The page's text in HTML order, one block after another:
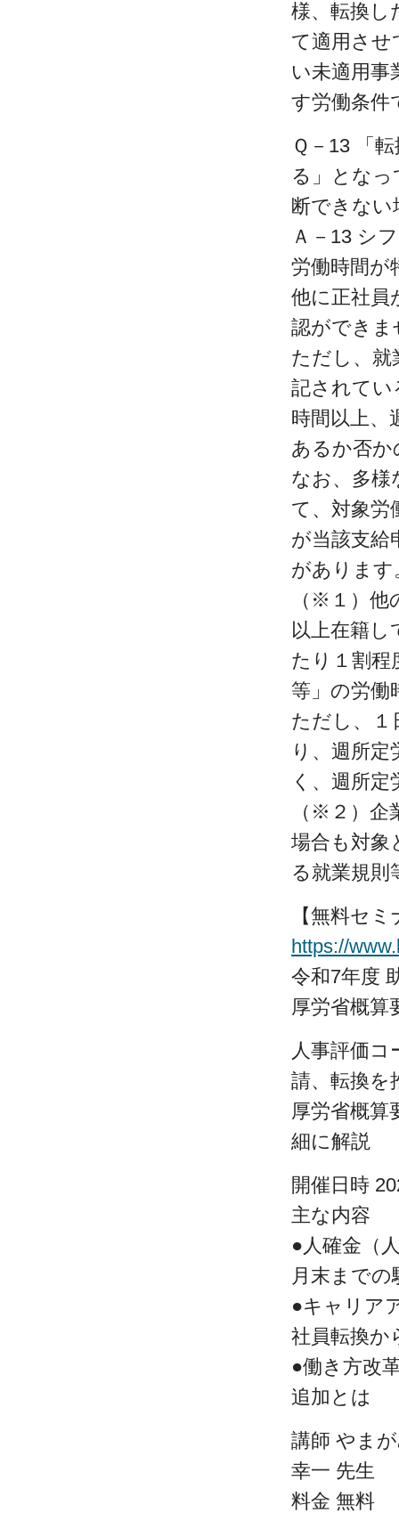
様、転換し
て適用させ
い未適用事
す労働条件
Ｑ－13 「
る」となっ
断できない
Ａ－13 シ
労働時間が
他に正社員
認ができま
ただし、就
記されてい
時間以上、
あるか否か
なお、多様
て、対象労
が当該支給
があります
（※１）他
以上在籍し
たり１割程
等」の労働
ただし、１
り、週所
く、週所
（※２）企
場合も対象
る就業規則
【無料セ
https://
令和7年度
厚労省概算
人事評価コ
請、転換を
厚労省概算
細に解説
開催日時
主な内容
●人確金（
月末までの
●キャリア
社員転換か
●働き方改
追加とは
講師 やま
幸一 先生
料金 無料